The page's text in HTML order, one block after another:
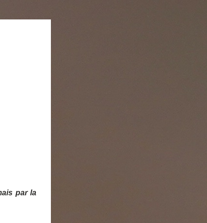
par la